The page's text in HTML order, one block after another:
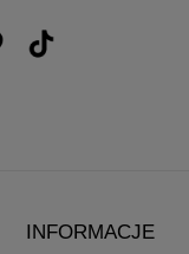
INFORMACJE